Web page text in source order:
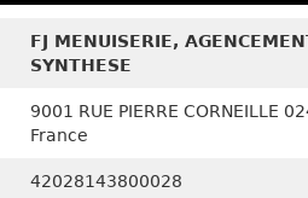
FJ MENUISERIE,
SYNTHESE
9001 RUE PIERRE CORNEILLE
France
42028143800028